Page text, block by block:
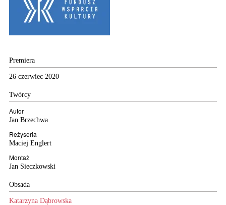
Premiera
26 czerwiec 2020
Twórcy
Autor
Jan Brzechwa
Reżyseria
Maciej Englert
Montaż
Jan Sieczkowski
Obsada
Katarzyna Dąbrowska